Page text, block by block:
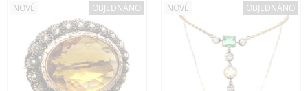
NOVÉ OBJEDNÁNO NOVÉ OBJEDNÁNO